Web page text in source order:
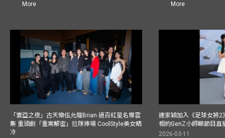
More
More
「寰亞之夜」古天樂伍允龍Brian 過百紅星名導雲
集 重頭劇「重案解密」拉隊捧場 CoolStyle美女晒
冷
連家穎加入《足球女將
相約GenZ小師睇節目直
2026-03-11